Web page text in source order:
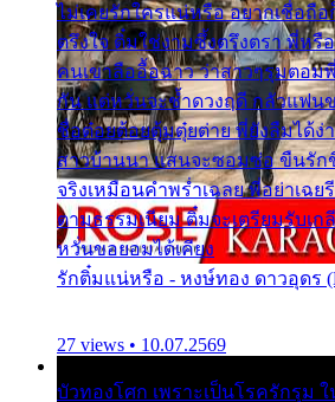
ไม่เคยรักใครแน่หรือ อยากเชื่อถื
ตรึงใจ ติ๋มใช่งามซึ้งตรึงตรา พี่หรื
คนเขาลืออื้อฉาว ว่าสาวๆรุมตอม
กัน แต่หวั่นจะช้ำดวงฤดี กลัวแฟ
ชื่อต๋อยต้อยตุ้มตุ๋ยต่าย พี่ยังลืมได้ง่
สาวบ้านนา แสนจะซอมซ่อ ขืนรัก
จริงเหมือนคำพร่ำเฉลย พี่อย่าเฉ
ตามธรรมเนียม ติ๋มจะเตรียมรับเ
หวั่นขอยอมได้เคียง
รักติ๋มแน่หรือ - หงษ์ทอง ดาวอุดร
27 views • 10.07.2569
บัวทองโศก เพราะเป็นโรครักรุม